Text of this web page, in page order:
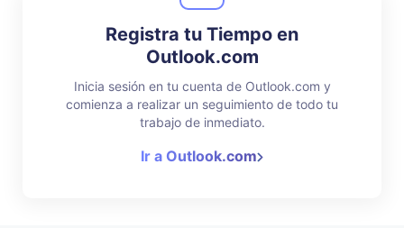
Registra tu Tiempo en
Outlook.com
Inicia sesión en tu cuenta de Outlook.com y
comienza a realizar un seguimiento de todo tu
trabajo de inmediato.
Ir a Outlook.com